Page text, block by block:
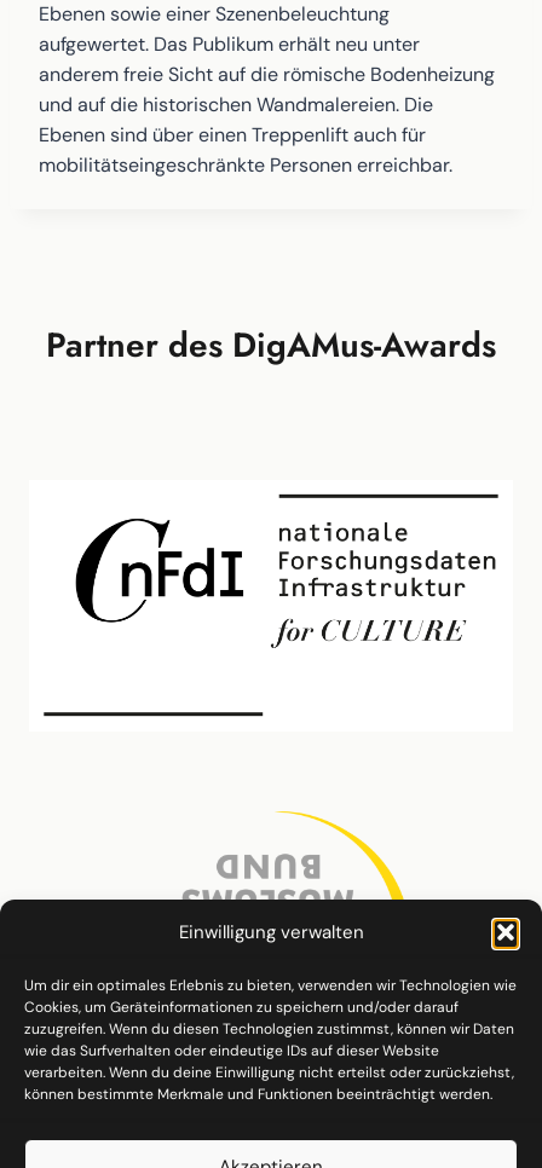
Einwilligung verwalten
Um dir ein optimales Erlebnis zu bieten, verwenden wir Technologien wie
Cookies, um Geräteinformationen zu speichern und/oder darauf
zuzugreifen. Wenn du diesen Technologien zustimmst, können wir Daten
wie das Surfverhalten oder eindeutige IDs auf dieser Website
verarbeiten. Wenn du deine Einwilligung nicht erteilst oder zurückziehst,
können bestimmte Merkmale und Funktionen beeinträchtigt werden.
Ebenen sowie einer Szenenbeleuchtung
aufgewertet. Das Publikum erhält neu unter
anderem freie Sicht auf die römische Bodenheizung
und auf die historischen Wandmalereien. Die
Ebenen sind über einen Treppenlift auch für
mobilitätseingeschränkte Personen erreichbar.
Partner des DigAMus-Awards